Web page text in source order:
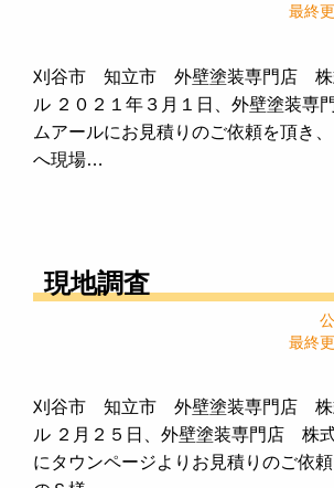
最終
刈谷市 知立市 外壁塗装専門店 株
ル ２０２１年３月１日、外壁塗装
ムアールにお見積りのご依頼を頂き
へ現場…
現地調査
最終
刈谷市 知立市 外壁塗装専門店 株
ル ２月２５日、外壁塗装専門店 株
にタウンページよりお見積りのご依